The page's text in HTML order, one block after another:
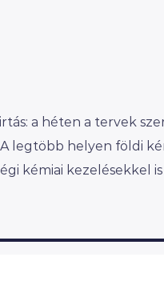
a héten a tervek
legtöbb helyen földi
kémiai kezelésekkel